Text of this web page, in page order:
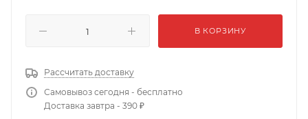
В КОРЗИНУ
Рассчитать доставку
Самовывоз сегодня - бесплатно
Доставка завтра - 390 ₽